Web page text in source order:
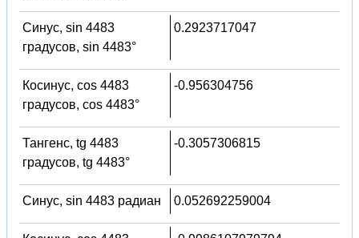
Синус, sin 4483
градусов, sin 4483°
0.2923717047
Косинус, cos 4483
градусов, cos 4483°
-0.956304756
Тангенс, tg 4483
градусов, tg 4483°
-0.3057306815
Синус, sin 4483 радиан 0.052692259004